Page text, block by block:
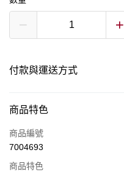
付款與運送方式
付款方式
信用卡一次付款
商品特色
商品編號
7004693
商品特色